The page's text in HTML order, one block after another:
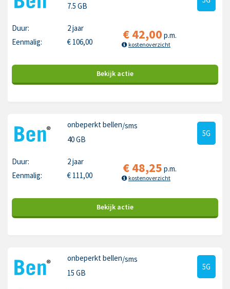
7.5 GB
Duur:
2 jaar
Eenmalig:
€ 106,00 €42,00 p.m.
kostenoverzicht
Bekijk actie
onbeperkt bellen/sms
40 GB
5G
Duur:
2 jaar
Eenmalig:
€ 111,00 €48,25 p.m.
kostenoverzicht
Bekijk actie
onbeperkt bellen/sms
15 GB
5G